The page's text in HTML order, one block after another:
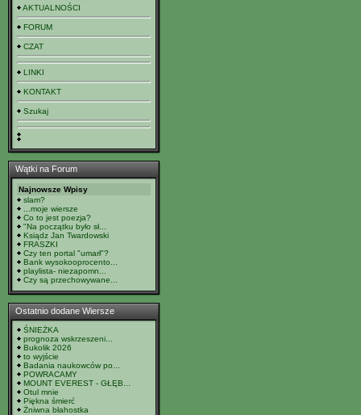
AKTUALNOŚCI
FORUM
CZAT
LINKI
KONTAKT
Szukaj
Wątki na Forum
Najnowsze Wpisy
slam?
...moje wiersze
Co to jest poezja?
"Na początku było sł...
Ksiądz Jan Twardowski
FRASZKI
Czy ten portal "umarł"?
Bank wysokooprocento...
playlista- niezapomn...
Czy są przechowywane...
Ostatnio dodane Wiersze
ŚNIEŻKA
prognoza wskrzeszeni...
Bukolik 2026
to wyjście
Badania naukowców po...
POWRACAMY
MOUNT EVEREST - GŁĘB...
Otul mnie
Piękna śmierć
Żniwna błahostka